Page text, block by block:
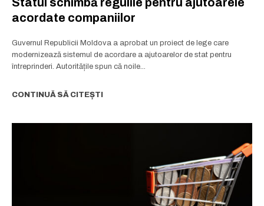
Statul schimbă regulile pentru ajutoarele
acordate companiilor
Guvernul Republicii Moldova a aprobat un proiect de lege care
modernizează sistemul de acordare a ajutoarelor de stat pentru
întreprinderi. Autoritățile spun că noile...
CONTINUĂ SĂ CITEȘTI